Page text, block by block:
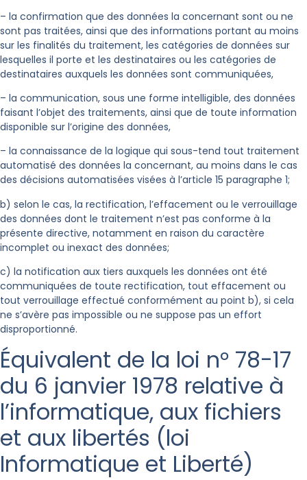
– la confirmation que des données la concernant sont ou ne
sont pas traitées, ainsi que des informations portant au moins
sur les finalités du traitement, les catégories de données sur
lesquelles il porte et les destinataires ou les catégories de
destinataires auxquels les données sont communiquées,
– la communication, sous une forme intelligible, des données
faisant l’objet des traitements, ainsi que de toute information
disponible sur l’origine des données,
– la connaissance de la logique qui sous-tend tout traitement
automatisé des données la concernant, au moins dans le cas
des décisions automatisées visées à l’article 15 paragraphe 1;
b) selon le cas, la rectification, l’effacement ou le verrouillage
des données dont le traitement n’est pas conforme à la
présente directive, notamment en raison du caractère
incomplet ou inexact des données;
c) la notification aux tiers auxquels les données ont été
communiquées de toute rectification, tout effacement ou
tout verrouillage effectué conformément au point b), si cela
ne s’avère pas impossible ou ne suppose pas un effort
disproportionné.
Équivalent de la loi n° 78-17
du 6 janvier 1978 relative à
l’informatique, aux fichiers
et aux libertés (loi
Informatique et Liberté)